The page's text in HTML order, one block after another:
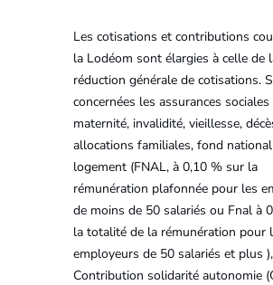
Les cotisations et contributions
la Lodéom sont élargies à celle de
réduction générale de cotisations.
concernées les assurances sociales
maternité, invalidité, vieillesse,
allocations familiales, fond national
logement (FNAL, à 0,10 % sur la
rémunération plafonnée pour les
de moins de 50 salariés ou Fnal à
la totalité de la rémunération pour
employeurs de 50 salariés et plus ),
Contribution solidarité autonomie